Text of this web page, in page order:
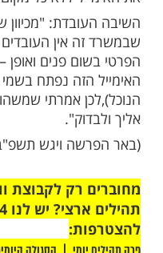
ונשתומם, כי
שגנב 'נוכל'
בשמו
שלו… והנוכל כבר
זמן הוא למד
וזאת אשר עשה
בעל הבית
מ'עוקץ' לא
לברר אצלו